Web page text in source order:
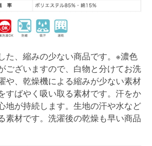
た、縮みの少ない商品です。※濃色
ございますので、白物と分けてお洗
や、乾燥機による縮みが少ない素材
すばやく吸い取る素材です。汗をか
地が持続します。生地の汗や水など
素材です。洗濯後の乾燥も早い商品